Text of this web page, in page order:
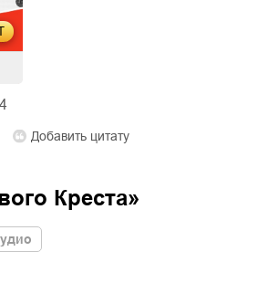
4
Добавить цитату
Креста»